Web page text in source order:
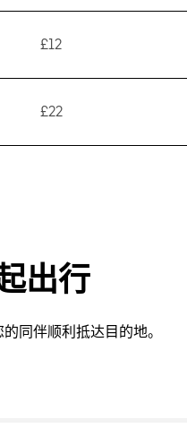
£12
£22
出行
同伴顺利抵达目的地。